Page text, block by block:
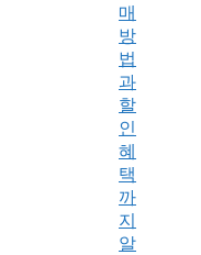
매
방
법
과
할
인
혜
택
까
지
알